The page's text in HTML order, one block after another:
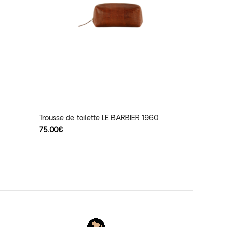
Ajouter Au Panier
Trousse de toilette LE BARBIER 1960
75.00€